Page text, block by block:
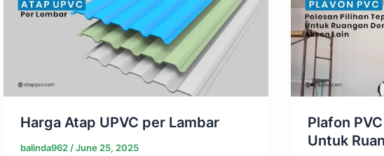
Harga Atap UPVC per Lambar
balinda962 /June 25, 2025
Plafon
Untuk